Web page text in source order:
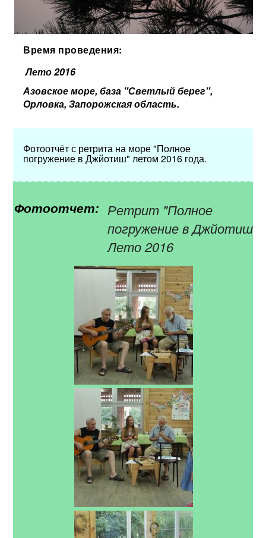
Время проведения:
Лето 2016
Азовское море, база "Светлый берег",
Орловка, Запорожская область.
Фотоотчёт с ретрита на море "Полное
погружение в Джйотиш" летом 2016 года.
Фотоотчет:
Ретрит "Полное
погружение в Джйотиш".
Лето 2016